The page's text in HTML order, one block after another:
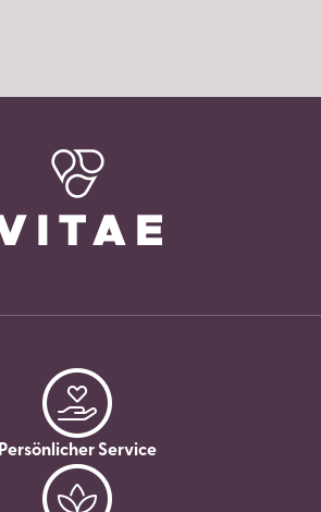
Persönlicher Service